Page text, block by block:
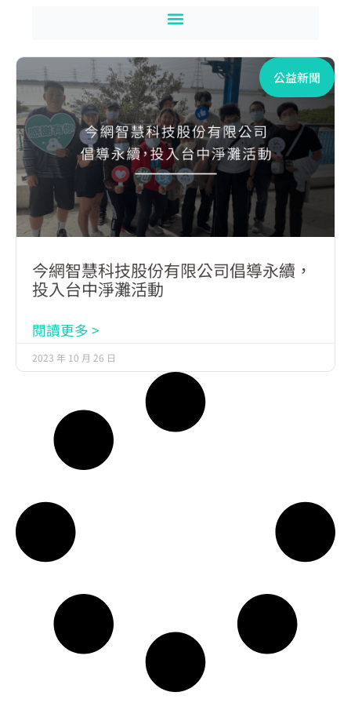
公益新聞
今網智慧科技股份有限公司倡導永續，
投入台中淨灘活動
閱讀更多 >
2023 年 10 月 26 日